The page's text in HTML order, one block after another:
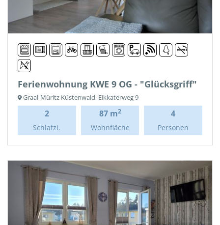
Ferienwohnung KWE 9 OG - "Glücksgriff"
Graal-Müritz Küstenwald, Eikkaterweg 9
2
Schlafzi.
87 m2
Wohnfläche
4
Personen